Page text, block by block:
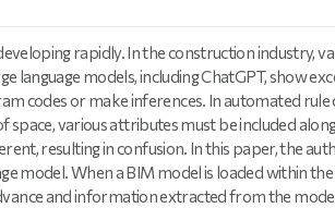
rapidly. In the construction industry,
language models, including ChatGPT, show
codes or make inferences. In automated
space, various attributes must be included
resulting in confusion. In this paper, the
model. When a BIM model is loaded within
and information extracted from the